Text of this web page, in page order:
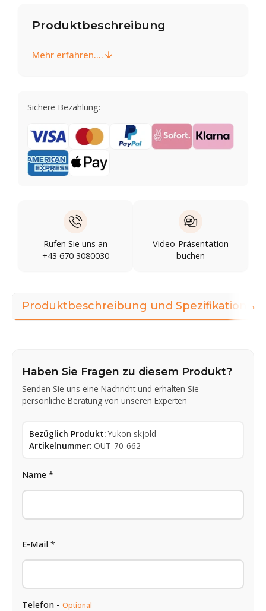
Produktbeschreibung
Mehr erfahren....
Sichere Bezahlung:
Rufen Sie uns an
+43 670 3080030
Video-Präsentation
buchen
Produktbeschreibung und Spezifikationen
Haben Sie Fragen zu diesem Produkt?
Senden Sie uns eine Nachricht und erhalten Sie
persönliche Beratung von unseren Experten
Bezüglich Produkt: Yukon skjold
Artikelnummer: OUT-70-662
Name *
E-Mail *
Telefon - Optional
→